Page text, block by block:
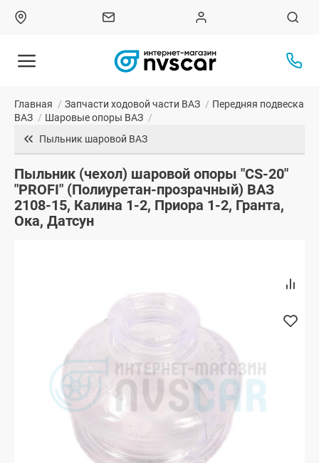
Главная / Запчасти ходовой части ВАЗ / Передняя подвеска
ВАЗ / Шаровые опоры ВАЗ /
Пыльник шаровой ВАЗ
Пыльник (чехол) шаровой опоры "CS-20"
"PROFI" (Полиуретан-прозрачный) ВАЗ
2108-15, Калина 1-2, Приора 1-2, Гранта,
Ока, Датсун